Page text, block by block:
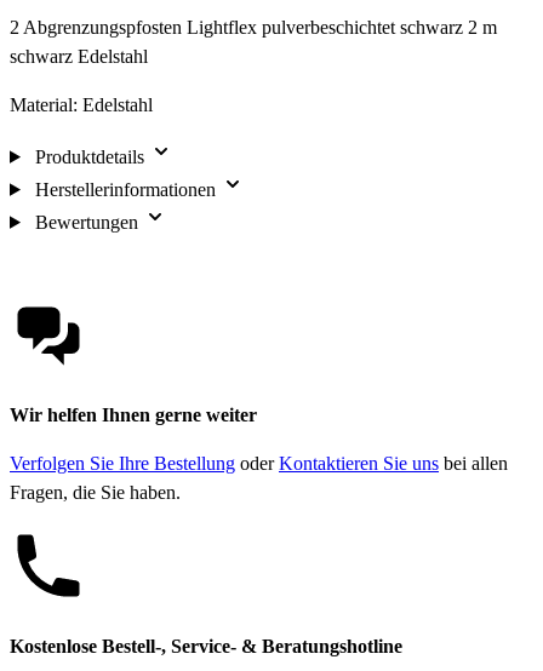
2 Abgrenzungspfosten Lightflex pulverbeschichtet schwarz 2 m
schwarz Edelstahl
Material: Edelstahl
Produktdetails
Herstellerinformationen
Bewertungen
Wir helfen Ihnen gerne weiter
Verfolgen Sie Ihre Bestellung oderKontaktieren Sie uns bei allen
Fragen, die Sie haben.
Kostenlose Bestell-, Service- & Beratungshotline